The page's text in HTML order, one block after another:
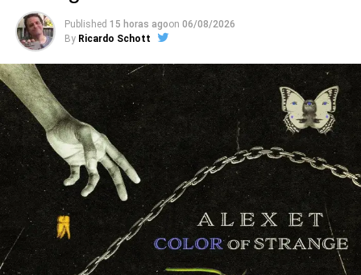
próprias reforma caseiras, ou as dos vizinhos.
Com recordações de city pop, soft rock, música de
elevador, karaokês e cenas de filmes com gente cantando
sozinha acompanhada de um synth, o Pianocoquetel é
uma festa pop sarcástica, que segue com a new-bossa de
Silêncio constrangedor, o soul lento deOlha só(que fala
do esforço para ser visto vivo “nesse velho funeral” cheio
de valores cagados e tempos desperdiçados), o samba-
lounge mágico deAno inteiro(essa, soando como uma
suposta parceria entre Arnaldo Baptista e Guilherme
Arantes) e a valsa tóxica de Taekwondo.
Ouvimos : ttoró – Isca(EP)
Published 15 horas agoon 06/08/2026
By Ricardo Schott